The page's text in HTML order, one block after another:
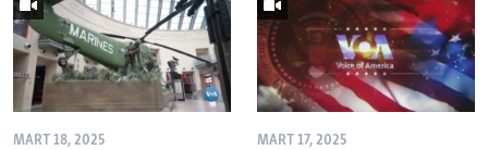
MART 18, 2025 MART 17, 2025